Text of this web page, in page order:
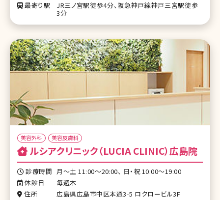
最寄り駅
JR三ノ宮駅徒歩4分、阪急神戸線神戸三宮駅徒歩
3分
美容外科 美容皮膚科
ルシアクリニック（LUCIA CLINIC）広島院
診療時間 月〜土 11:00～20:00、 日・祝 10:00～19:00
休診日
毎週木
住所
広島県広島市中区本通3-5 ロクロービル3F